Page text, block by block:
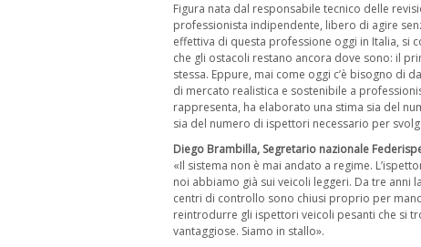
Figura nata dal responsabile tecnico delle
professionista indipendente, libero di agire
effettiva di questa professione oggi in Italia, si
che gli ostacoli restano ancora dove sono: il
stessa. Eppure, mai come oggi c’è bisogno di
di mercato realistica e sostenibile a
rappresenta, ha elaborato una stima sia del
sia del numero di ispettori necessario per
Diego Brambilla, Segretario nazionale
«Il sistema non è mai andato a regime.
noi abbiamo già sui veicoli leggeri. Da tre anni
centri di controllo sono chiusi proprio per
reintrodurre gli ispettori veicoli pesanti che si
vantaggiose. Siamo in stallo».